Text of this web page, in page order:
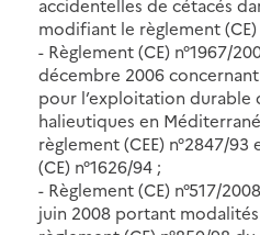
modifiant le règlement (CE)
- Règlement (CE) n°1967/
décembre 2006
pour l’exploitation durable
halieutiques en
règlement (CEE) n°2847/
(CE) n°1626/94 ;
- Règlement (CE) n°517/
juin 2008 portant